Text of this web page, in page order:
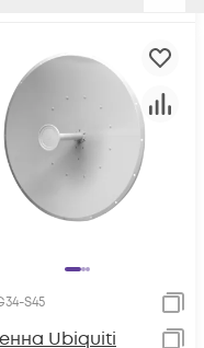
S45
Ubiquiti